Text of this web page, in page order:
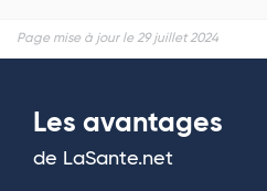
Page mise à jour le 29 juillet 2024
Les avantages
de LaSante.net